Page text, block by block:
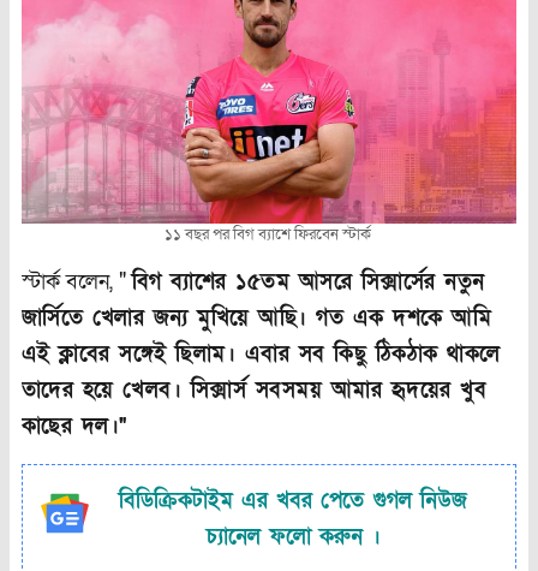
১১ বছর পর বিগ ব্যাশে ফিরবেন স্টার্ক
স্টার্ক বলেন, "বিগ ব্যাশের ১৫তম আসরে সিক্সার্সের নতুন
জার্সিতে খেলার জন্য মুখিয়ে আছি। গত এক দশকে আমি
এই ক্লাবের সঙ্গেই ছিলাম। এবার সব কিছু ঠিকঠাক থাকলে
তাদের হয়ে খেলব। সিক্সার্স সবসময় আমার হৃদয়ের খুব
কাছের দল।"
বিডিক্রিকটাইম এর খবর পেতে গুগল নিউজ
চ্যানেল ফলো করুন ।